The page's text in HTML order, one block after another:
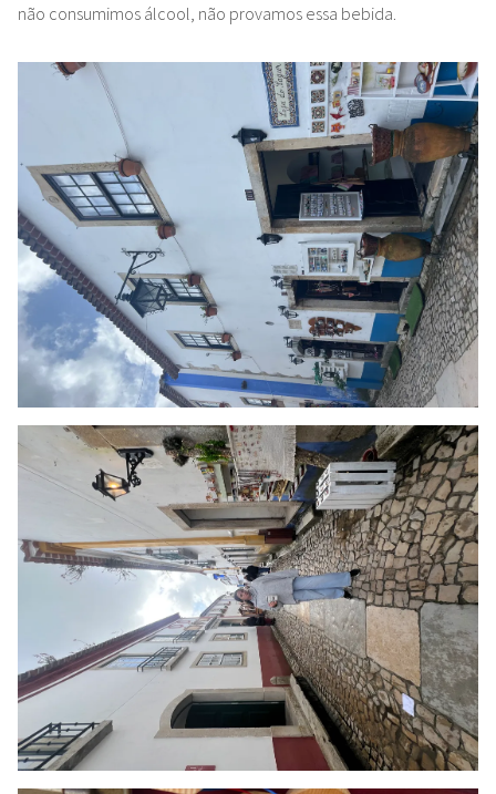
não consumimos álcool, não provamos essa bebida.